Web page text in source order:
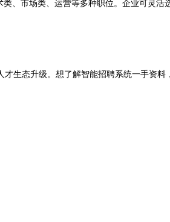
、市场类、运营等多种职位。企业可灵
生态升级。想了解智能招聘系统一手资料